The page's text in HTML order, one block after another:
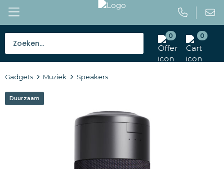
0 0
Tassen
Caps en mutsen
Gadgets Muziek Speakers
Duurzaam